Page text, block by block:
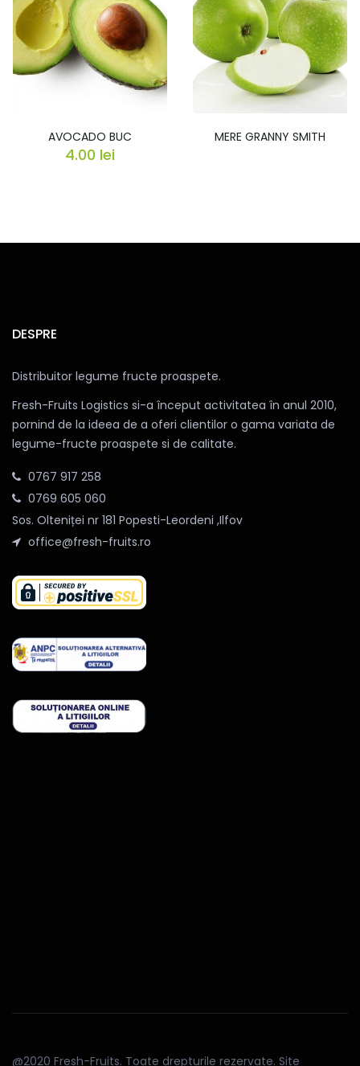
AVOCADO BUC
4.00 lei
MERE GRANNY SMITH
DESPRE
Distribuitor legume fructe proaspete.
Fresh-Fruits Logistics si-a început activitatea în anul 2010,
pornind de la ideea de a oferi clientilor o gama variata de
legume-fructe proaspete si de calitate.
0767 917 258
0769 605 060
Sos. Olteniței nr 181 Popesti-Leordeni ,Ilfov
office@fresh-fruits.ro
@2020 Fresh-Fruits. Toate drepturile rezervate. Site